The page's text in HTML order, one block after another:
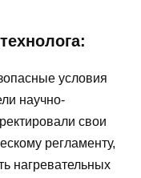
условия
научно-
свои
регламенту,
нагревательных